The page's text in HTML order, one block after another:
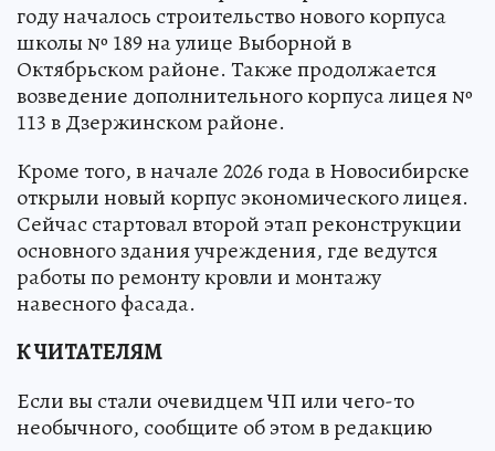
году началось строительство нового корпуса
школы № 189 на улице Выборной в
Октябрьском районе. Также продолжается
возведение дополнительного корпуса лицея №
113 в Дзержинском районе.
Кроме того, в начале 2026 года в Новосибирске
открыли новый корпус экономического лицея.
Сейчас стартовал второй этап реконструкции
основного здания учреждения, где ведутся
работы по ремонту кровли и монтажу
навесного фасада.
К ЧИТАТЕЛЯМ
Если вы стали очевидцем ЧП или чего-то
необычного, сообщите об этом в редакцию